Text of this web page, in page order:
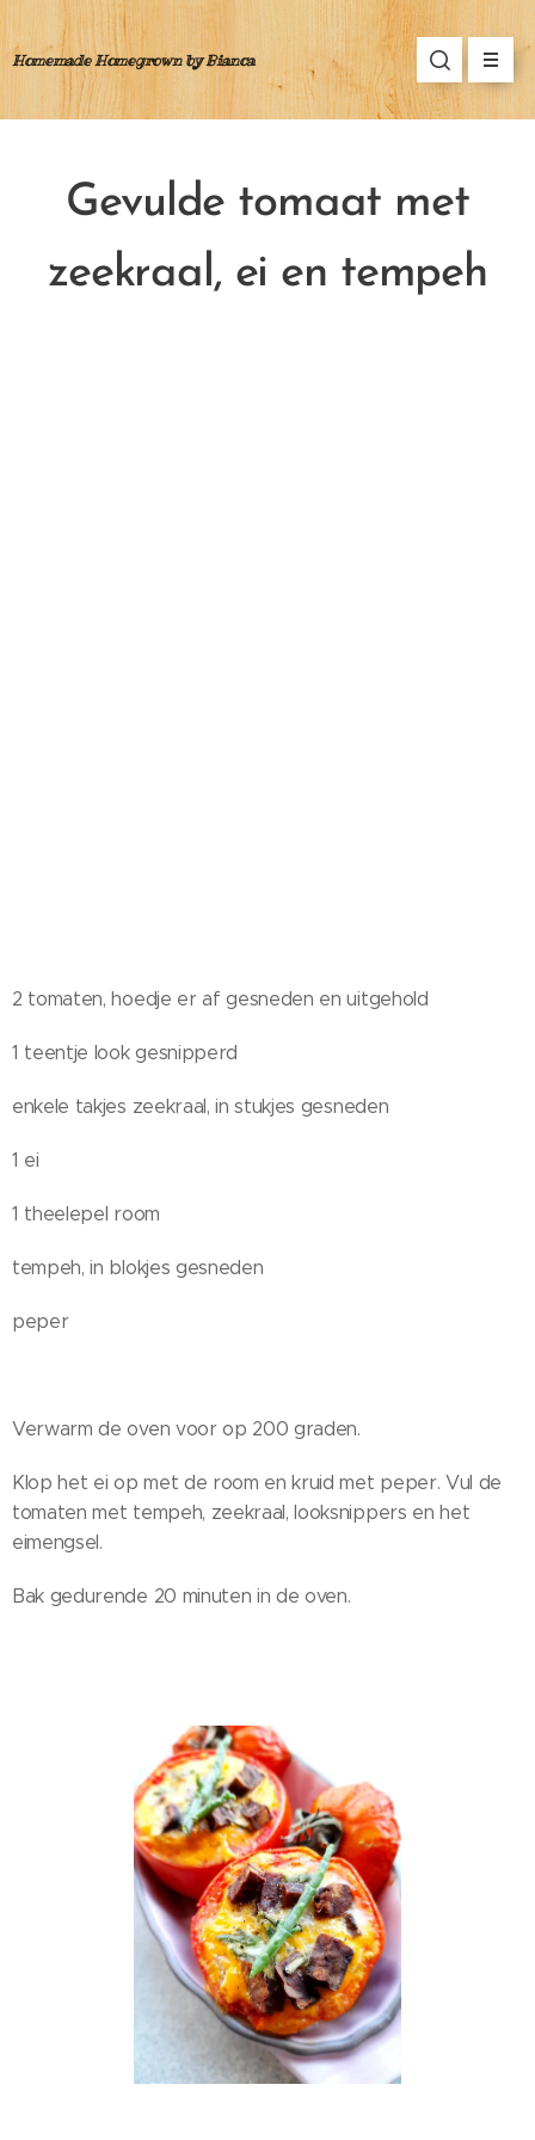
Homemade Homegrown by Bianca
Gevulde tomaat met
zeekraal, ei en tempeh
2 tomaten, hoedje er af gesneden en uitgehold
1 teentje look gesnipperd
enkele takjes zeekraal, in stukjes gesneden
1 ei
1 theelepel room
tempeh, in blokjes gesneden
peper
Verwarm de oven voor op 200 graden.
Klop het ei op met de room en kruid met peper. Vul de
tomaten met tempeh, zeekraal, looksnippers en het
eimengsel.
Bak gedurende 20 minuten in de oven.